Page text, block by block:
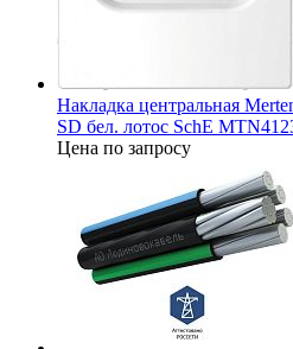
Накладка центральная
SD бел. лотос SchE
Цена по запросу